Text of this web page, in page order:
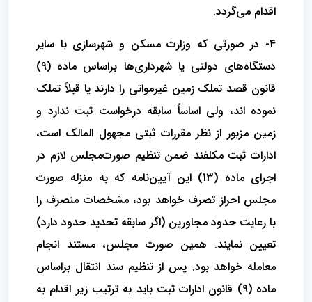
اقدام می‌گردد.
4- در صورتی که وزارت مسکن و شهرسازی با سایر
دستگاه‌های دولتی یا شهرداری‌ها براساس ماده (9)
قانون قصد تملک زمین غیرمواتی را دارند یا قبلاً تملک
نموده اند، ولی اساساً سابقه درخواست ثبت ندارد و
زمین مزبور از نظر مقررات ثبتی مجهول المالک است،
ادارات ثبت مکلفند ضمن تنظیم صورت‌مجلس لازم در
اجرای ماده (13) این آیین‌نامه که به منزله صورت
مجلس احراز تصرف خواهد بود، مشخصات منصرف را
با رعایت حدود مجاورین (اگر سابقه تحدید حدود دارد)
تعیین نمایند. همین صورت مجلس، مستند انجام
معامله خواهد بود. پس از تنظیم سند انتقال براساس
ماده (9) قانون ادارات ثبت باید به ترتیب زیر اقدام به